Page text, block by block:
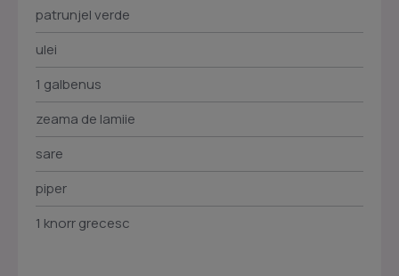
patrunjel verde
ulei
1 galbenus
zeama de lamiie
sare
piper
1 knorr grecesc